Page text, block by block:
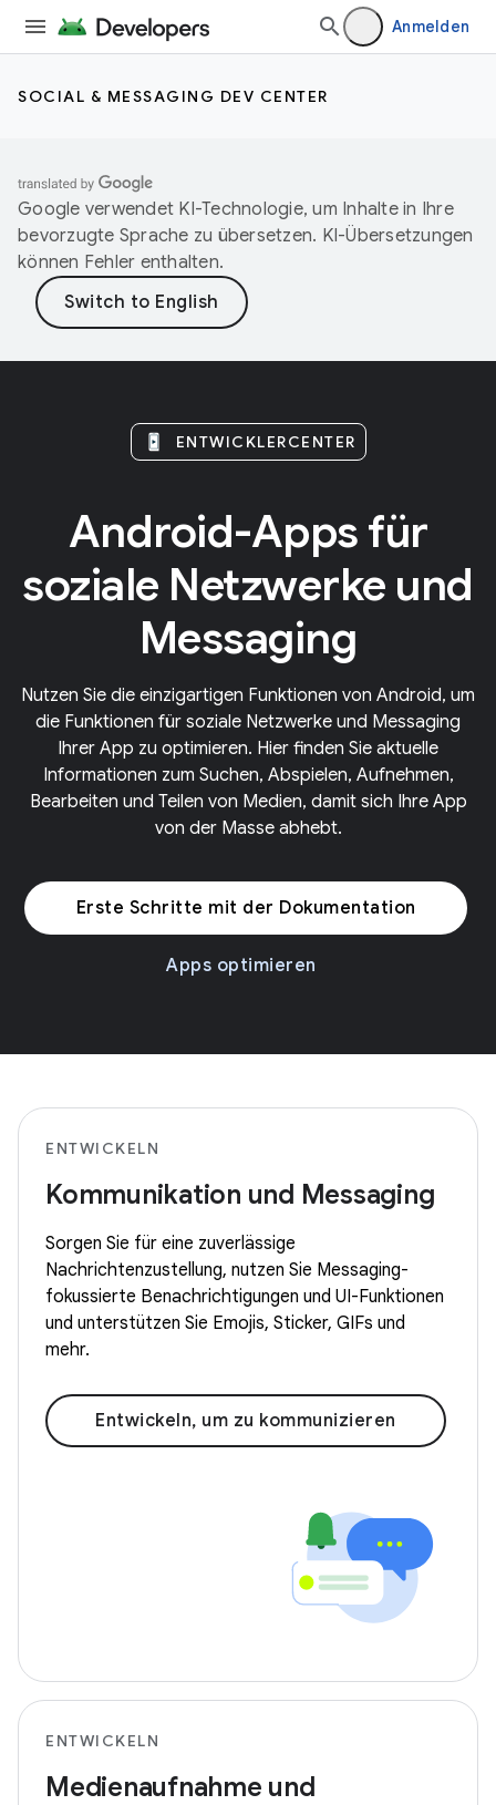
Anmelden
SOCIAL & MESSAGING DEV CENTER
Google verwendet KI-Technologie, um Inhalte in Ihre
bevorzugte Sprache zu übersetzen. KI-Übersetzungen
können Fehler enthalten.
ENTWICKLERCENTER
Android-Apps für
soziale Netzwerke und
Messaging
Nutzen Sie die einzigartigen Funktionen von Android, um
die Funktionen für soziale Netzwerke und Messaging
Ihrer App zu optimieren. Hier finden Sie aktuelle
Informationen zum Suchen, Abspielen, Aufnehmen,
Bearbeiten und Teilen von Medien, damit sich Ihre App
von der Masse abhebt.
Erste Schritte mit der Dokumentation
Apps optimieren
ENTWICKELN
Kommunikation und Messaging
Sorgen Sie für eine zuverlässige
Nachrichtenzustellung, nutzen Sie Messaging-
fokussierte Benachrichtigungen und UI-Funktionen
und unterstützen Sie Emojis, Sticker, GIFs und
mehr.
Entwickeln, um zu kommunizieren
ENTWICKELN
Medienaufnahme und